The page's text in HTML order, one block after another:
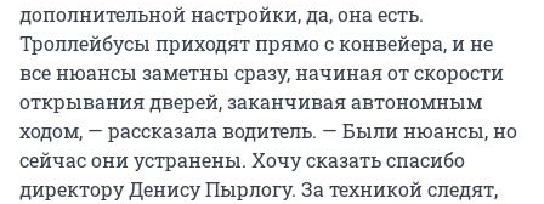
дополнительной настройки, да, она есть.
Троллейбусы приходят прямо с конвейера, и не
все нюансы заметны сразу, начиная от скорости
открывания дверей, заканчивая автономным
ходом, — рассказала водитель. — Были нюансы, но
сейчас они устранены. Хочу сказать спасибо
директору Денису Пырлогу. За техникой следят,